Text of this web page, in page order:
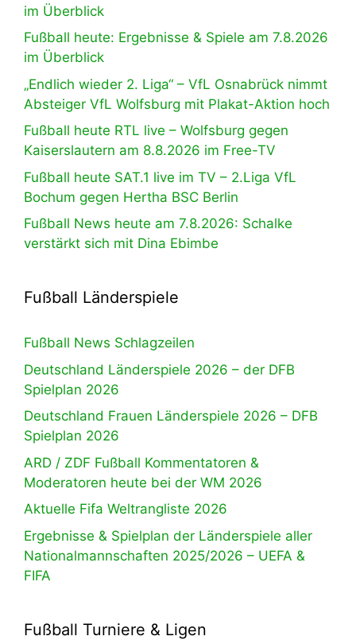
im Überblick
Fußball heute: Ergebnisse & Spiele am 7.8.2026
im Überblick
„Endlich wieder 2. Liga“ – VfL Osnabrück nimmt
Absteiger VfL Wolfsburg mit Plakat-Aktion hoch
Fußball heute RTL live – Wolfsburg gegen
Kaiserslautern am 8.8.2026 im Free-TV
Fußball heute SAT.1 live im TV – 2.Liga VfL
Bochum gegen Hertha BSC Berlin
Fußball News heute am 7.8.2026: Schalke
verstärkt sich mit Dina Ebimbe
Fußball Länderspiele
Fußball News Schlagzeilen
Deutschland Länderspiele 2026 – der DFB
Spielplan 2026
Deutschland Frauen Länderspiele 2026 – DFB
Spielplan 2026
ARD / ZDF Fußball Kommentatoren &
Moderatoren heute bei der WM 2026
Aktuelle Fifa Weltrangliste 2026
Ergebnisse & Spielplan der Länderspiele aller
Nationalmannschaften 2025/2026 – UEFA &
FIFA
Fußball Turniere & Ligen